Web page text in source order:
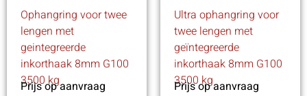
Ophangring voor twee
lengen met
geintegreerde
inkorthaak 8mm G100
3500 kg
Prijs op aanvraag
Ultra ophangring voor
twee lengen met
geïntegreerde
inkorthaak 8mm G100
3500 kg
Prijs op aanvraag